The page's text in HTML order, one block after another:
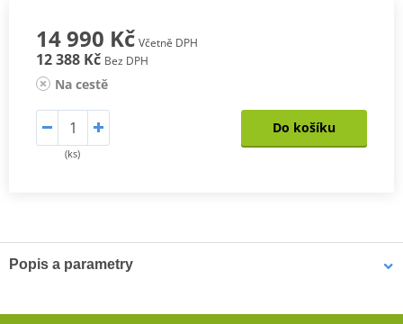
14 990 Kč Včetně DPH
12 388 Kč Bez DPH
Na cestě
(ks)
Do košíku
Popis a parametry